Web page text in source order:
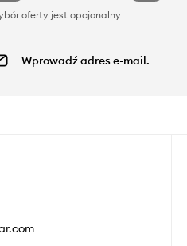
oferty jest opcjonalny